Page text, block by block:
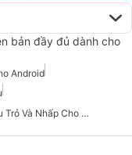
bản đầy đủ dành cho
Android
Trò Chơi Phiêu Lưu Trỏ Và Nhấp Cho Android